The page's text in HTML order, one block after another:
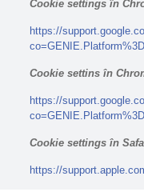
Cookie settings în
https://
Cookie settins în
https://
Cookie settings în
https://